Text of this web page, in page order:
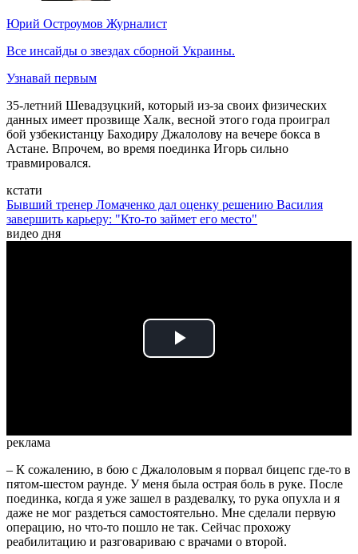
Юрий Остроумов Журналист
Все инсайды о звездах сборной Украины.
Узнавай первым
35-летний Шевадзуцкий, который из-за своих физических
данных имеет прозвище Халк, весной этого года проиграл
бой узбекистанцу Баходиру Джалолову на вечере бокса в
Астане. Впрочем, во время поединка Игорь сильно
травмировался.
кстати
Бывший тренер Ломаченко дал оценку решению Василия
завершить карьеру: "Кто-то займет его место"
видео дня
Play
реклама
– К сожалению, в бою с Джалоловым я порвал бицепс где-то в
пятом-шестом раунде. У меня была острая боль в руке. После
поединка, когда я уже зашел в раздевалку, то рука опухла и я
даже не мог раздеться самостоятельно. Мне сделали первую
операцию, но что-то пошло не так. Сейчас прохожу
реабилитацию и разговариваю с врачами о второй.